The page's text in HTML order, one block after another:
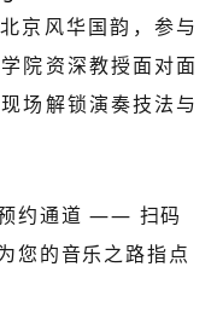
京风华国韵，参与
院资深教授面对面
场解锁演奏技法与
约通道 —— 扫码
您的音乐之路指点